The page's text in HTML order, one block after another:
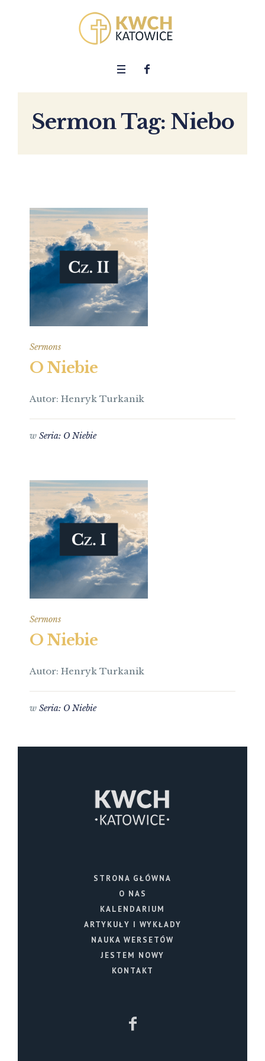
Sermon Tag: Niebo
Sermons
O Niebie
Autor: Henryk Turkanik
w Seria: O Niebie
Sermons
O Niebie
Autor: Henryk Turkanik
w Seria: O Niebie
STRONA GŁÓWNA
O NAS
KALENDARIUM
ARTYKUŁY I WYKŁADY
NAUKA WERSETÓW
JESTEM NOWY
KONTAKT